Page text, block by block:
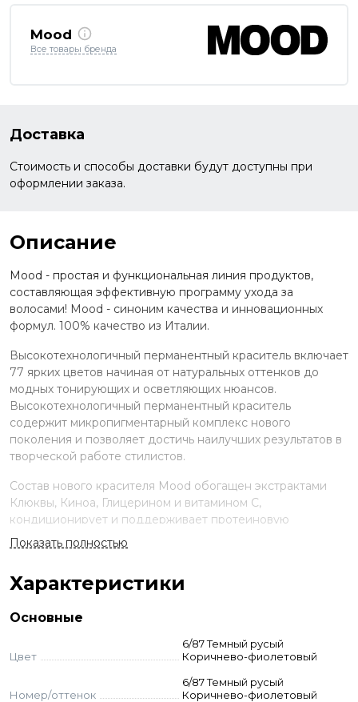
Mood
Все товары бренда
Доставка
Стоимость и способы доставки будут доступны при
оформлении заказа.
Описание
Mood - простая и функциональная линия продуктов,
составляющая эффективную программу ухода за
волосами! Mood - синоним качества и инновационных
формул. 100% качество из Италии.
Высокотехнологичный перманентный краситель включает
77 ярких цветов начиная от натуральных оттенков до
модных тонирующих и осветляющих нюансов.
Высокотехнологичный перманентный краситель
содержит микропигментарный комплекс нового
поколения и позволяет достичь наилучших результатов в
творческой работе стилистов.
Состав нового красителя Mood обогащен экстрактами
Клюквы, Киноа, Глицерином и витамином С,
кондиционирует и поддерживает протеиновую
структуру волос, сохраняя естественный гидробаланс,
наполняя твои волосы энергией. Мощные клюквенные
современного молодежномыслящего человека по
Смешайте краску и оксид в неметаллической ёмкости.
Нанесите на волосы, выдержите указанное время.
Смойте с шампунем и кондиционером для окрашенных
Показать полностью
Характеристики
Основные
Цвет
6/87 Темный русый
Коричнево-фиолетовый
Номер/оттенок
6/87 Темный русый
Коричнево-фиолетовый